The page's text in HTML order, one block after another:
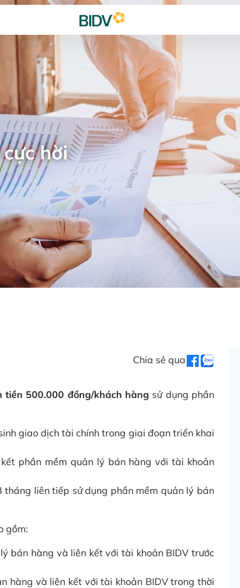
hời
Chia sẻ qua
tiền 500.000 đồng/khách hàng sử dụng phần
giao dịch tài chính trong giai đoạn triển khai
phần mềm quản lý bán hàng với tài khoản
liên tiếp sử dụng phần mềm quản lý bán
gồm:
bán hàng và liên kết với tài khoản BIDV trước
hàng và liên kết với tài khoản BIDV trong thời